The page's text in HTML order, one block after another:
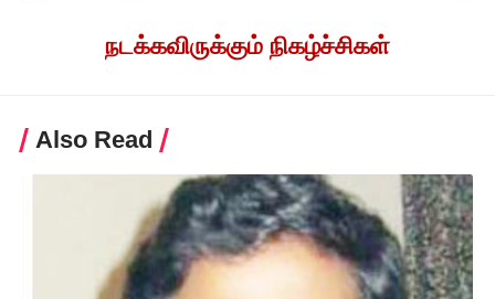
நடக்கவிருக்கும் நிகழ்ச்சிகள்
Also Read